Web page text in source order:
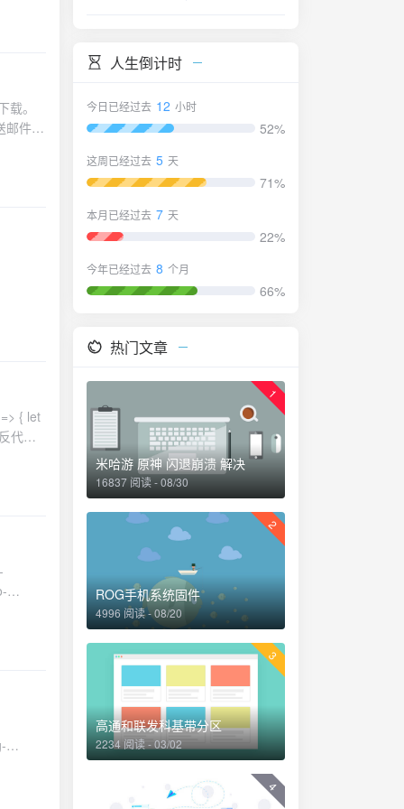
-I
行才
端
碎片，
使用
更加
标IP
IP地
果本
认：
该参
密相
-A4 |
该
压
-F
径 |
密码
程相
-k
录找
2306-user.ziphttps://dlsvr04.asus.com.cn/pub/ASUS/ZenFone/ZS673KS/UL-ASUS_I005_1-CN-33.0210.0210.221-1.1.302-2306-user.ziphttps://dlsvr04.asus.com.cn/pub/ASUS/ZenFone/ZS673KS/UL-ASUS_I005_1-CN-33.0210.0210.200-1.1.302-2304-user.ziphttps://dlsvr04.asus.com.cn/pub/ASUS/ZenFone/ZS673KS/UL-ASUS_I005_1-CN-31.0810.1226.91-1.1.0-2205-user.ziphttps://dlsvr04.asus.com.cn/pub/ASUS/ZenFone/ZS673KS/UL-ASUS_I005_1-CN-31.0810.1226.84-1.1.0-2205-user.ziphttps://dlsvr04.asus.com.cn/pub/ASUS/
览器
且解
文件
新建
】第
务】
开
然后
人生倒计时
今日已经过去 12 小时
52%
这周已经过去 5 天
71%
本月已经过去 7 天
22%
今年已经过去 8 个月
66%
热门文章
1
米哈游 原神 闪退崩溃 解决
16837 阅读 - 08/30
2
ROG手机系统固件
4996 阅读 - 08/20
3
高通和联发科基带分区
2234 阅读 - 03/02
4